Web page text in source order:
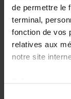
de permettre le
terminal,
fonction de vos
relatives aux
notre site
Pressespiegel
Diesen